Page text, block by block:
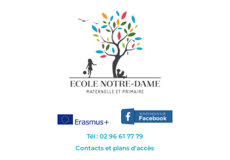
Tél : 02 96 61 77 79
Contacts et plans d'accès